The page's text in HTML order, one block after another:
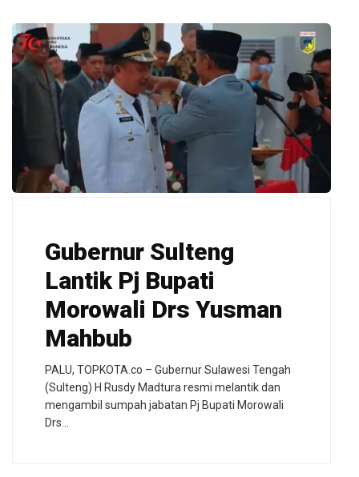
Gubernur Sulteng
Lantik Pj Bupati
Morowali Drs Yusman
Mahbub
PALU, TOPKOTA.co – Gubernur Sulawesi Tengah
(Sulteng) H Rusdy Madtura resmi melantik dan
mengambil sumpah jabatan Pj Bupati Morowali
Drs…